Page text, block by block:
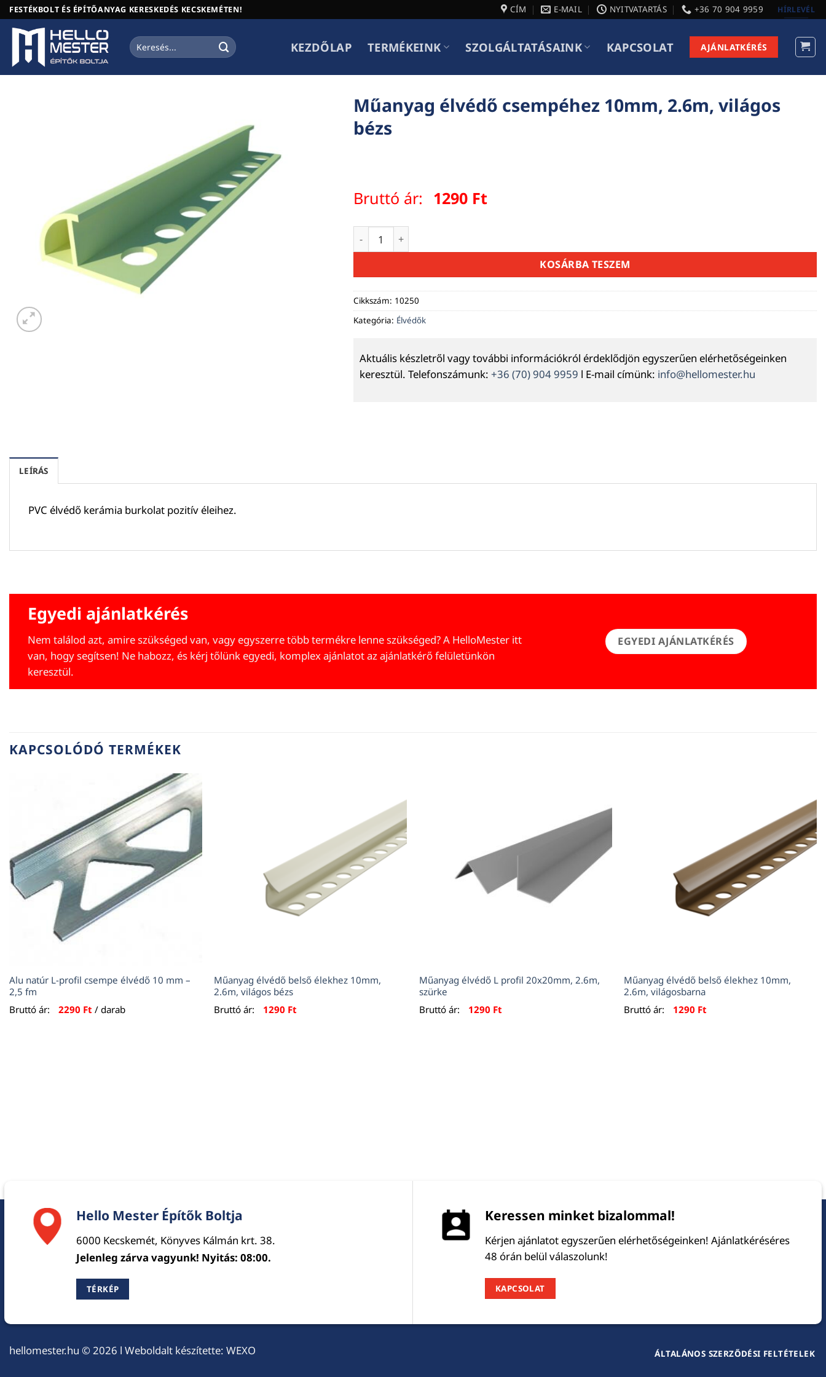
Skip
to
content
FESTÉKBOLT ÉS ÉPÍTŐANYAG KERESKEDÉS KECSKEMÉTEN! CÍM E-MAIL NYITVATARTÁS +36 70 904 9959 HÍRLEVÉL
Keresés
a
KEZDŐLAP TERMÉKEINK SZOLGÁLTATÁSAINK KAPCSOLAT AJÁNLATKÉRÉS
Műanyag élvédő csempéhez 10mm, 2.6m, világos
bézs
Bruttó ár: 1290 Ft
Műanyag élvédő csempéhez 10mm, 2.6m, világos bézs mennyiség
KOSÁRBA TESZEM
Cikkszám: 10250
Kategória: Élvédők
Aktuális készletről vagy további információkról érdeklődjön egyszerűen elérhetőségeinken
keresztül. Telefonszámunk: +36 (70) 904 9959 l E-mail címünk: info@hellomester.hu
LEÍRÁS
PVC élvédő kerámia burkolat pozitív éleihez.
Egyedi ajánlatkérés
Nem találod azt, amire szükséged van, vagy egyszerre több termékre lenne szükséged? A HelloMester itt
van, hogy segítsen! Ne habozz, és kérj tőlünk egyedi, komplex ajánlatot az ajánlatkérő felületünkön
keresztül.
EGYEDI AJÁNLATKÉRÉS
KAPCSOLÓDÓ TERMÉKEK
Alu natúr L-profil csempe élvédő 10 mm –
2,5 fm
Bruttó ár:
2290 Ft / darab
Műanyag élvédő belső élekhez 10mm,
2.6m, világos bézs
Bruttó ár:
1290 Ft
Műanyag élvédő L profil 20x20mm, 2.6m,
szürke
Bruttó ár:
1290 Ft
Műanyag élvédő belső élekhez 10mm,
2.6m, világosbarna
Bruttó ár:
1290 Ft
Hello Mester Építők Boltja
6000 Kecskemét, Könyves Kálmán krt. 38.
Jelenleg zárva vagyunk! Nyitás: 08:00.
TÉRKÉP
Keressen minket bizalommal!
Kérjen ajánlatot egyszerűen elérhetőségeinken! Ajánlatkéréséres
48 órán belül válaszolunk!
KAPCSOLAT
hellomester.hu © 2026 l Weboldalt készítette: WEXO ÁLTALÁNOS SZERZŐDÉSI FELTÉTELEK